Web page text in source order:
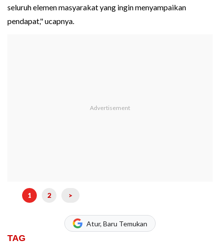
seluruh elemen masyarakat yang ingin menyampaikan
pendapat," ucapnya.
1 2 >
Atur, Baru Temukan
TAG